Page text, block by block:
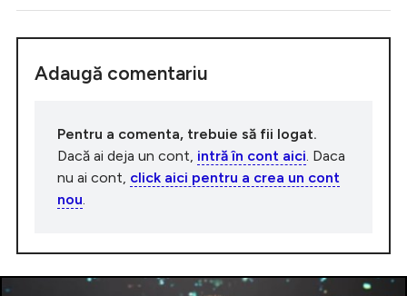
Adaugă comentariu
Pentru a comenta, trebuie să fii logat.
Dacă ai deja un cont, intră în cont aici. Daca
nu ai cont, click aici pentru a crea un cont
nou.